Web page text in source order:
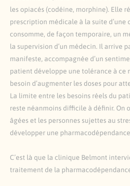
les opiacés (codéine, morphine). Elle
prescription médicale à la suite d’une
consomme, de façon temporaire, un
la supervision d’un médecin. Il arrive
manifeste, accompagnée d’un
patient développe une tolérance à ce
besoin d’augmenter les doses pour
La limite entre les besoins réels du
reste néanmoins difficile à définir. On
âgées et les personnes sujettes au
développer une
C’est là que la clinique Belmont
traitement de la